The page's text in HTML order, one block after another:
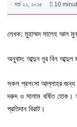
মার্চ ২২, ২০১৫ 10
লেখক: মুহাম্মদ সালেহ আল
অনুবাদ: আব্দুন নূর বিন আব্দুল
সকল প্রশংসা আল্লাহর জন্য
দরুদ ও সালাম বর্ষিত
প্রতিদান বিরাট।